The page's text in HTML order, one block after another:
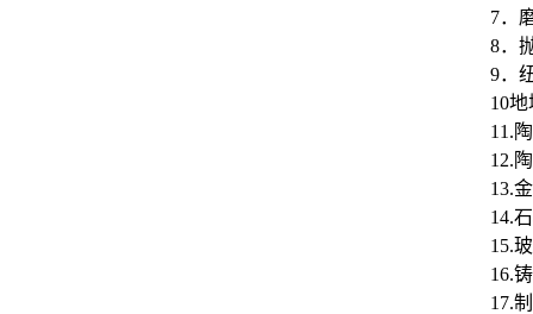
7．
8．
9．
10
11.
12.
13.
14.
15.
16.
17.